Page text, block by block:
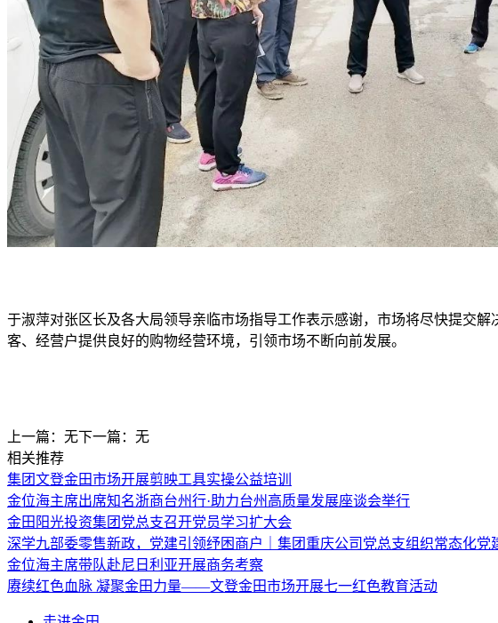
于淑萍对张区长及各大局领导亲临市场指导工作表示感谢，市场将尽快提交
客、经营户提供良好的购物经营环境，引领市场不断向前发展。
上一篇：无下一篇：无
相关推荐
集团文登金田市场开展剪映工具实操公益培训
金位海主席出席知名浙商台州行·助力台州高质量发展座谈会举行
金田阳光投资集团党总支召开党员学习扩大会
深学九部委零售新政，党建引领纾困商户｜集团重庆公司党总支组织常态化党
金位海主席带队赴尼日利亚开展商务考察
赓续红色血脉 凝聚金田力量——文登金田市场开展七一红色教育活动